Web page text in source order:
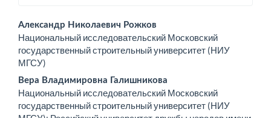
Основное
содержимое
статьи
Александр Николаевич Рожков
Национальный исследовательский Московский
государственный строительный университет (НИУ
МГСУ)
Вера Владимировна Галишникова
Национальный исследовательский Московский
государственный строительный университет (НИУ